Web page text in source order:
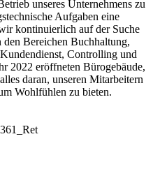
unseres Unternehmens zu
Aufgaben eine
kontinuierlich auf der Suche
Bereichen Buchhaltung,
Controlling und
2022 eröffneten Bürogebäude,
daran, unseren Mitarbeitern
Wohlfühlen zu bieten.